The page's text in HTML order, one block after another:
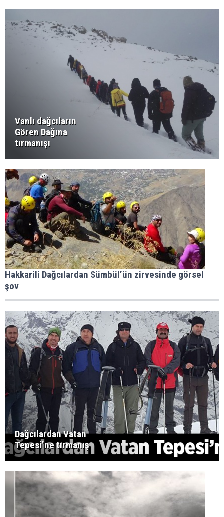
Vanlı dağcıların
Gören Dağına
tırmanışı
Hakkarili Dağcılardan Sümbül’ün zirvesinde görsel
şov
Dağcılardan Vatan
Tepesi’ne tırmanış